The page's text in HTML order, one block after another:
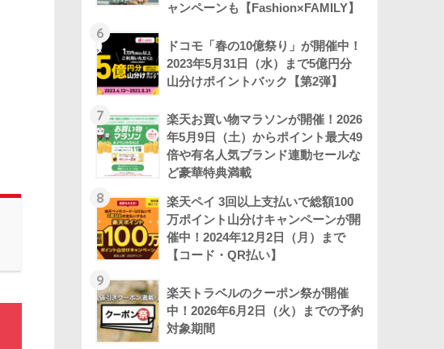
ャンペーンも【Fashion×FAMILY】
6
ドコモ「春の10億祭り」が開催中！
2023年5月31日（水）まで5億円分
山分けポイントバック【第2弾】
7
楽天お買い物マラソンが開催！2026
年5月9日（土）からポイント最大49
倍や有名人気ブランド連動セールな
ど豪華特典満載
8
楽天ペイ 3回以上支払いで総額100
万ポイント山分けキャンペーンが開
催中！2024年12月2日（月）まで
【コード・QR払い】
9
楽天トラベルのクーポン祭が開催
中！2026年6月2日（火）までの予約
対象期間